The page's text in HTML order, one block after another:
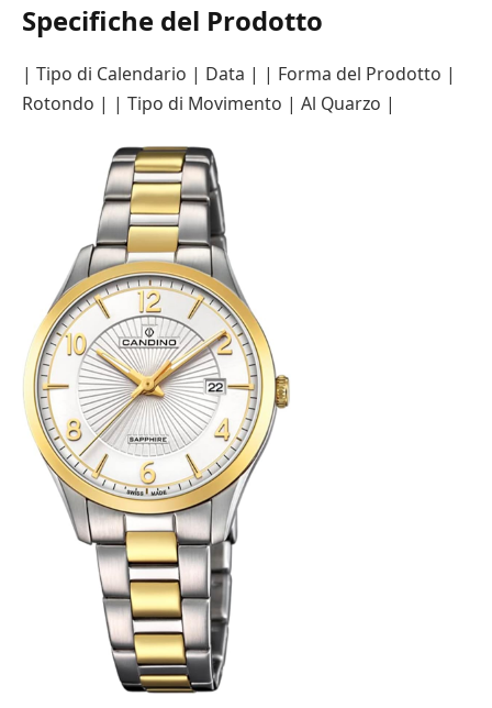
Specifiche del Prodotto
| Tipo di Calendario | Data | | Forma del Prodotto |
Rotondo | | Tipo di Movimento | Al Quarzo |